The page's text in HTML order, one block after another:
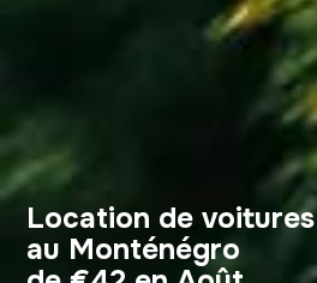
Location de voitures
au Monténégro